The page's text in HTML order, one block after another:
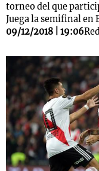
torneo del que
Juega la semifinal en
09/12/2018 | 19:06